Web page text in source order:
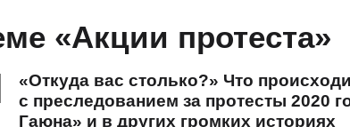
«Акции протеста»
«Откуда вас столько?» Что
с преследованием за протесты 2020
Гаюна» и в других громких историях